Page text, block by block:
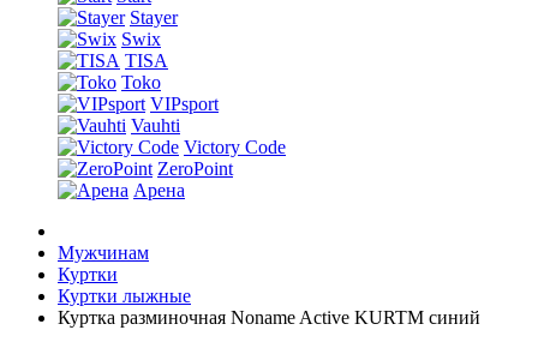
Stayer
Swix
TISA
Toko
VIPsport
Vauhti
Victory Code
ZeroPoint
Арена
Мужчинам
Куртки
Куртки лыжные
Куртка разминочная Noname Active KURTM синий